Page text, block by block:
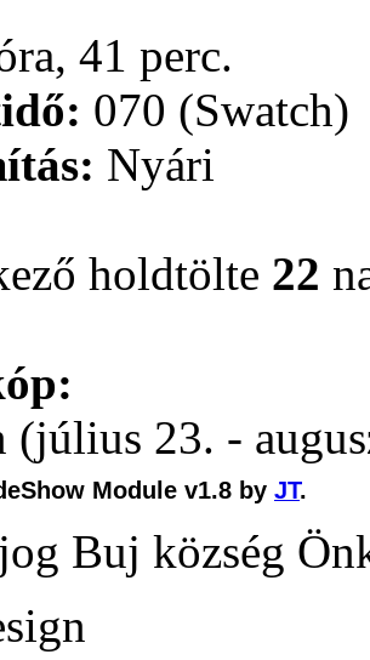
41 perc.
070 (Swatch)
Nyári
holdtölte 22
(július 23. -
Module v1.8 by JT.
Buj község